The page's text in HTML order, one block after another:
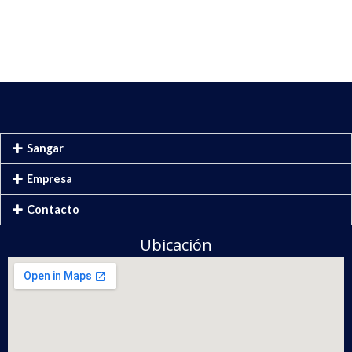
Sangar
Empresa
Contacto
Ubicación